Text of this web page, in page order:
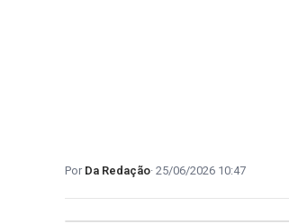
Da Redação 25/06/2026 10:47